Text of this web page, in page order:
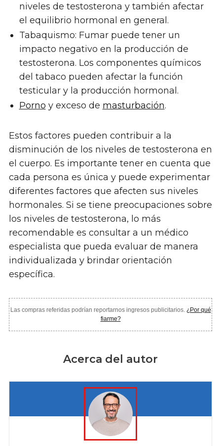
niveles de testosterona y también afectar
el equilibrio hormonal en general.
Tabaquismo: Fumar puede tener un
impacto negativo en la producción de
testosterona. Los componentes químicos
del tabaco pueden afectar la función
testicular y la producción hormonal.
Porno y exceso de masturbación.
Estos factores pueden contribuir a la
disminución de los niveles de testosterona en
el cuerpo. Es importante tener en cuenta que
cada persona es única y puede experimentar
diferentes factores que afecten sus niveles
hormonales. Si se tiene preocupaciones sobre
los niveles de testosterona, lo más
recomendable es consultar a un médico
especialista que pueda evaluar de manera
individualizada y brindar orientación
específica.
Las compras referidas podrían reportarnos ingresos publicitarios. ¿Por qué
fiarme?
Acerca del autor